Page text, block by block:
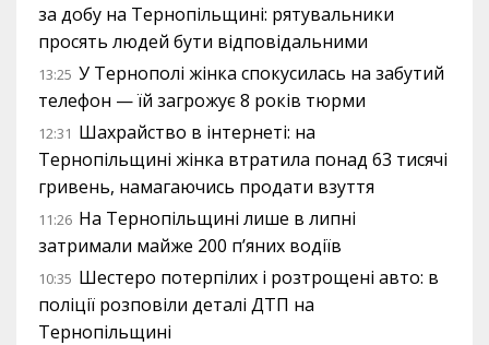
за добу на Тернопільщині: рятувальники
просять людей бути відповідальними
13:25 У Тернополі жінка спокусилась на забутий
телефон — їй загрожує 8 років тюрми
12:31 Шахрайство в інтернеті: на
Тернопільщині жінка втратила понад 63 тисячі
гривень, намагаючись продати взуття
11:26 На Тернопільщині лише в липні
затримали майже 200 п’яних водіїв
10:35 Шестеро потерпілих і розтрощені авто: в
поліції розповіли деталі ДТП на
Тернопільщині